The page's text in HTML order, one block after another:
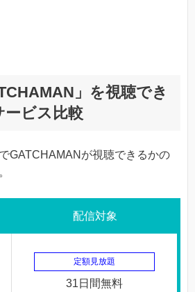
」を視聴でき
ービス比較
GATCHAMANが視聴できるかの
配信対象
定額見放題
31日間無料